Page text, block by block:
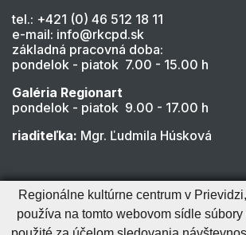
tel.: +421 (0) 46 512 18 11
e-mail: info@rkcpd.sk
základná pracovná doba:
pondelok - piatok 7.00 - 15.00 h
Galéria Regionart
pondelok - piatok 9.00 - 17.00 h
riaditeľka: Mgr. Ľudmila Húsková
Regionálne kultúrne centrum v
používa na tomto webovom sídle